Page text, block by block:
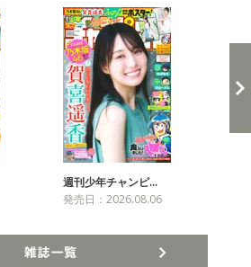
週刊少年チャンピ…
発売日：2026.08.06